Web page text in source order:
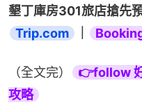
墾丁庫房301旅店搶先預
Trip.com
（全文完）
👉follow
攻略